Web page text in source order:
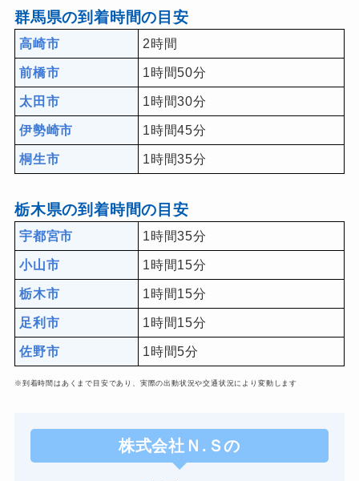
群馬県の到着時間の目安
高崎市
2時間
前橋市
1時間50分
太田市
1時間30分
伊勢崎市
1時間45分
桐生市
1時間35分
栃木県の到着時間の目安
宇都宮市
1時間35分
小山市
1時間15分
栃木市
1時間15分
足利市
1時間15分
佐野市
1時間5分
※到着時間はあくまで目安であり、実際の出動状況や交通状況により変動します
株式会社Ｎ.Ｓの